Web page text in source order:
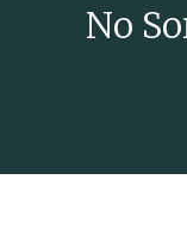
No